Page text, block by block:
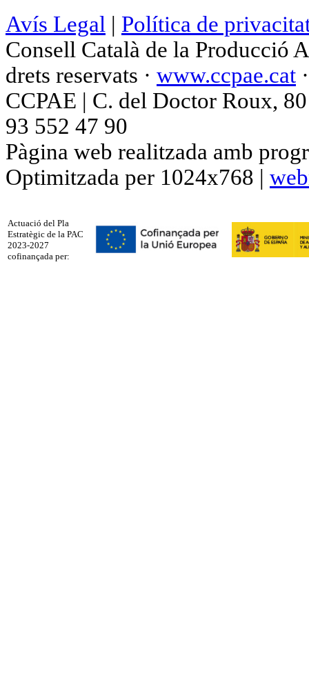
Avís Legal | Política de
Consell Català de la Producció
drets reservats · www.ccpae.cat
CCPAE | C. del Doctor Roux,
93 552 47 90
Pàgina web realitzada amb
Optimitzada per 1024x768 |
Actuació del Pla
Estratègic de la PAC
2023-2027
cofinançada per: